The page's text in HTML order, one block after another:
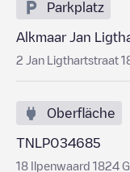
Parkplatz
Alkmaar Jan
2 Jan Ligthartstraat
Oberfläche
TNLP034685
18 Ilpenwaard 1824